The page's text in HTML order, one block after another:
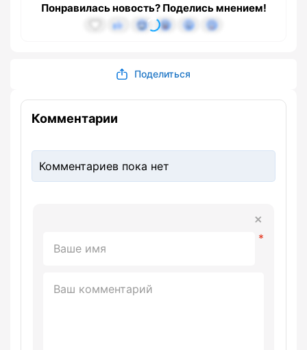
Понравилась новость? Поделись мнением!
Поделиться
Комментарии
Комментариев пока нет